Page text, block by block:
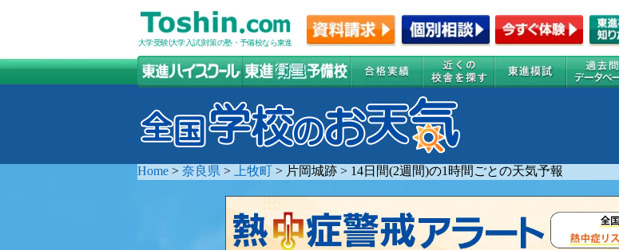
大学受験(大学入試)対策の塾・予備校なら東進
Home > 奈良県 > 上牧町 > 片岡城跡 > 14日間(2週間)の1時間ごとの天気予報